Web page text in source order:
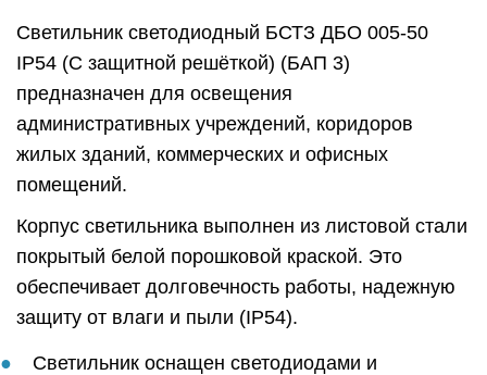
Светильник светодиодный БСТЗ ДБО 005-50
IP54 (С защитной решёткой) (БАП 3)
предназначен для освещения
административных учреждений, коридоров
жилых зданий, коммерческих и офисных
помещений.
Корпус светильника выполнен из листовой стали
покрытый белой порошковой краской. Это
обеспечивает долговечность работы, надежную
защиту от влаги и пыли (IP54).
Светильник оснащен светодиодами и